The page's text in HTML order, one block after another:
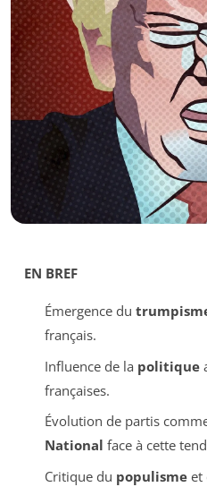
EN BREF
Émergence du
français.
Influence de la politique
françaises.
Évolution de partis
National face à cette
Critique du populismeet